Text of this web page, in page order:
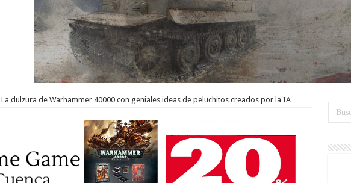
La dulzura de Warhammer 40000 con geniales ideas de peluchitos creados por la IA